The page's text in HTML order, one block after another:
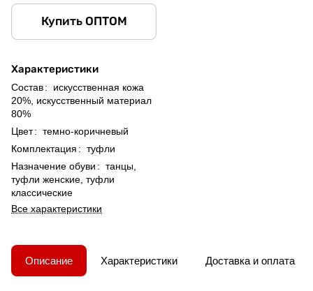
Купить ОПТОМ
Характеристики
Состав:
искусственная кожа
20%, искусственный материал
80%
Цвет: темно-коричневый
Комплектация : туфли
Назначение обуви : танцы,
туфли женские, туфли
классические
Все характеристики
Описание Характеристики Доставка и оплата